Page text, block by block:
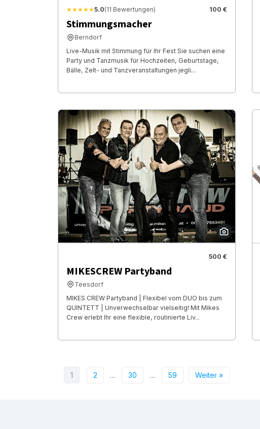
★★★★★5.0(11 Bewertungen) 100 €
Stimmungsmacher
Berndorf
Live-Musik mit Stimmung für Ihr Fest Sie suchen eine
Party und Tanzmusik für Hochzeiten, Geburtstage,
Bälle, Zelt- und Tanzveranstaltungen jegli...
500 €
MIKESCREW Partyband
Teesdorf
MIKES CREW Partyband | Flexibel vom DUO bis zum
QUINTETT | Unverwechselbar vielseitig! Mit Mikes
Crew erlebt Ihr eine flexible, routinierte Liv...
1 2 … 30 … 59 Weiter »